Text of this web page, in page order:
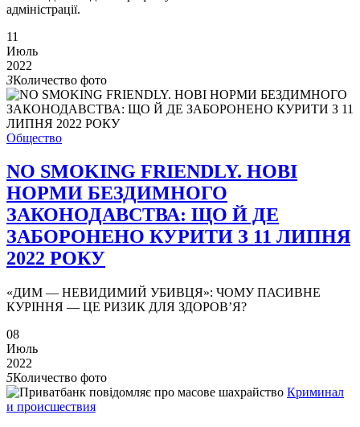
адміністрації.
11
Июль
2022
3Количество фото
Общество
NO SMOKING FRIENDLY. НОВІ
НОРМИ БЕЗДИМНОГО
ЗАКОНОДАВСТВА: ЩО Й ДЕ
ЗАБОРОНЕНО КУРИТИ З 11 ЛИПНЯ
2022 РОКУ
«ДИМ — НЕВИДИМИЙ УБИВЦЯ»: ЧОМУ ПАСИВНЕ
КУРІННЯ — ЦЕ РИЗИК ДЛЯ ЗДОРОВ’Я?
08
Июль
2022
5Количество фото
Криминал
и происшествия